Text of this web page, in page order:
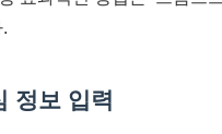
정보 입력